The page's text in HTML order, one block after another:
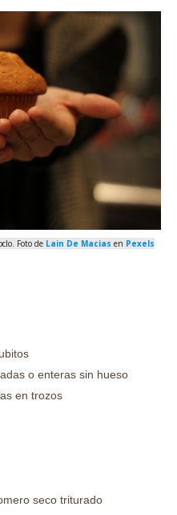
Foto de Lain De Macias en Pexels
o enteras sin hueso
en trozos
seco triturado